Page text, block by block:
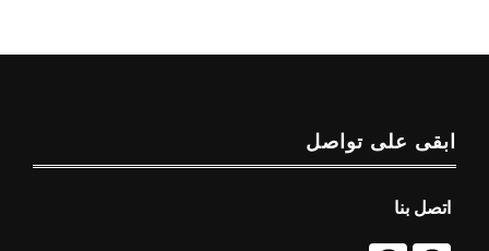
ابقى على تواصل
اتصل بنا